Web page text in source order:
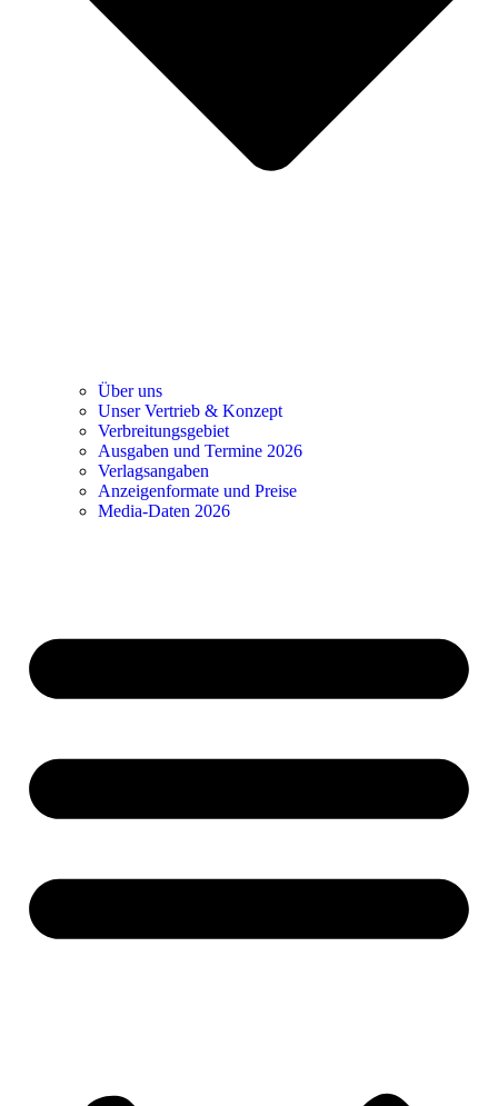
Über uns
Unser Vertrieb & Konzept
Verbreitungsgebiet
Ausgaben und Termine 2026
Verlagsangaben
Anzeigenformate und Preise
Media-Daten 2026